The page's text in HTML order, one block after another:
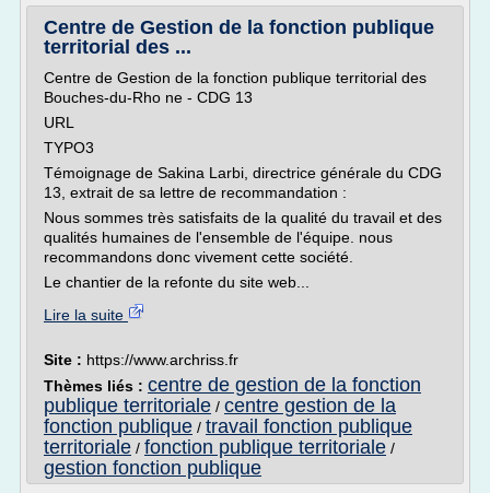
Centre de Gestion de la fonction publique
territorial des ...
Centre de Gestion de la fonction publique territorial des
Bouches-du-Rho ne - CDG 13
URL
TYPO3
Témoignage de Sakina Larbi, directrice générale du CDG
13, extrait de sa lettre de recommandation :
Nous sommes très satisfaits de la qualité du travail et des
qualités humaines de l'ensemble de l'équipe. nous
recommandons donc vivement cette société.
Le chantier de la refonte du site web...
Lire la suite
Site : https://www.archriss.fr
Thèmes liés : centre de gestion de la fonction
publique territoriale / centre gestion de la
fonction publique / travail fonction publique
territoriale / fonction publique territoriale /
gestion fonction publique